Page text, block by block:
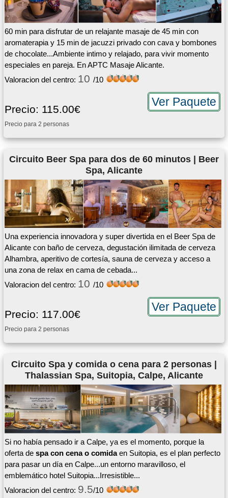
60 min para disfrutar de un relajante masaje de 45 min con
aromaterapia y 15 min de jacuzzi privado con cava y bombones
de chocolate...Ambiente intimo y relajado, para vivir momento
especiales en pareja. En APTC Masaje Alicante.
Valoracion del centro: 10 /10
Ver Paquete
Precio: 115.00€
Precio para 2 personas
Circuito Beer Spa para dos de 60 minutos | Beer
Spa, Alicante
Una experiencia innovadora y super divertida en el Beer Spa de
Alicante con baño de cerveza, degustación ilimitada de cerveza
Alhambra, aperitivo de cortesía, sauna de cerveza y acceso a
una zona de relax en cama de cebada...
Valoracion del centro: 10 /10
Ver Paquete
Precio: 117.00€
Precio para 2 personas
Circuito Spa y comida o cena para 2 personas |
Thalassian Spa, Suitopia, Calpe, Alicante
Si no había pensado ir a Calpe, ya es el momento, porque la
oferta de spa con cena o comidaen Suitopia, es el plan perfecto
para pasar un día en Calpe...un entorno maravilloso, el
emblemático hotel Suitopia...Irresistible...
Valoracion del centro: 9.5/10